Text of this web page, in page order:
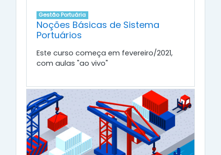
Gestão Portuária
Noções Básicas de Sistema
Portuários
Este curso começa em fevereiro/2021,
com aulas "ao vivo"